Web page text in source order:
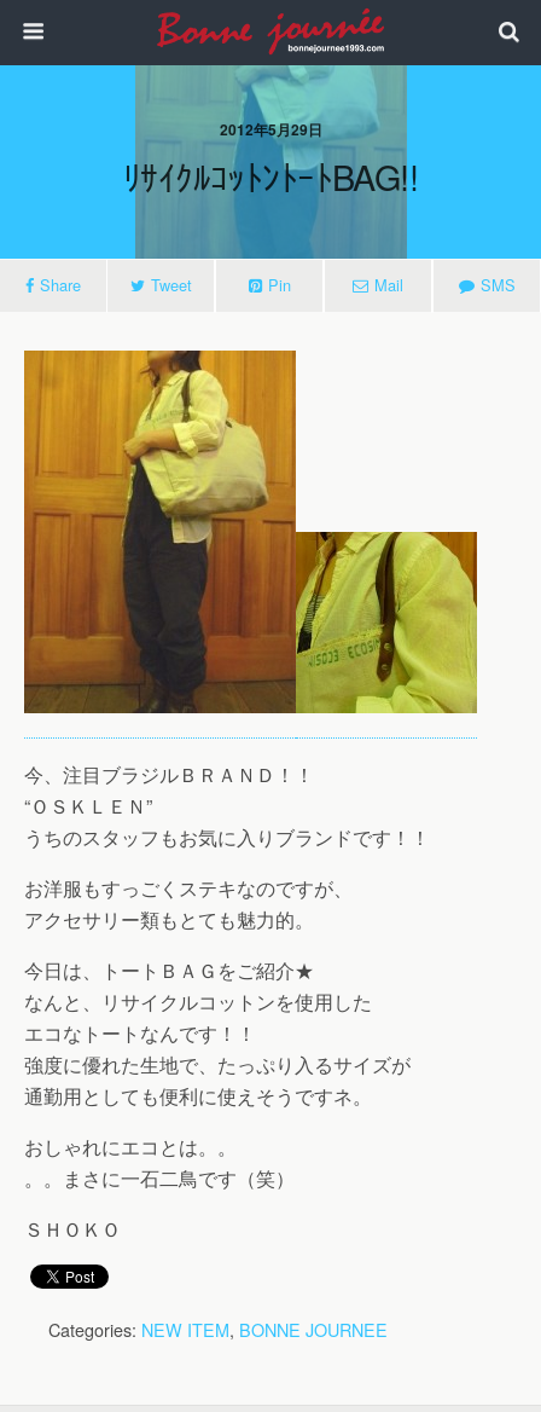
2012年5月29日
ﾘｻｲｸﾙｺｯﾄﾝﾄｰﾄBAG!!
Share Tweet Pin Mail SMS
今、注目ブラジルＢＲＡＮＤ！！
“ＯＳＫＬＥＮ”
うちのスタッフもお気に入りブランドです！！
お洋服もすっごくステキなのですが、
アクセサリー類もとても魅力的。
今日は、トートＢＡＧをご紹介★
なんと、リサイクルコットンを使用した
エコなトートなんです！！
強度に優れた生地で、たっぷり入るサイズが
通勤用としても便利に使えそうですネ。
おしゃれにエコとは。。
。。まさに一石二鳥です（笑）
ＳＨＯＫＯ
Categories: NEW ITEM, BONNE JOURNEE